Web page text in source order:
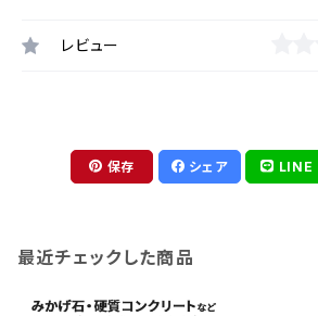
レビュー
保存 シェア LINE
最近チェックした商品